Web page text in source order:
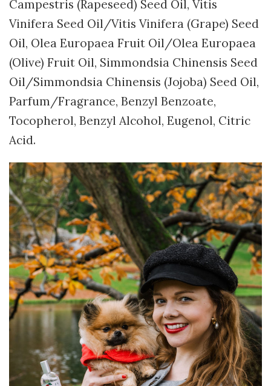
Campestris (Rapeseed) Seed Oil, Vitis
Vinifera Seed Oil/Vitis Vinifera (Grape) Seed
Oil, Olea Europaea Fruit Oil/Olea Europaea
(Olive) Fruit Oil, Simmondsia Chinensis Seed
Oil/Simmondsia Chinensis (Jojoba) Seed Oil,
Parfum/Fragrance, Benzyl Benzoate,
Tocopherol, Benzyl Alcohol, Eugenol, Citric
Acid.